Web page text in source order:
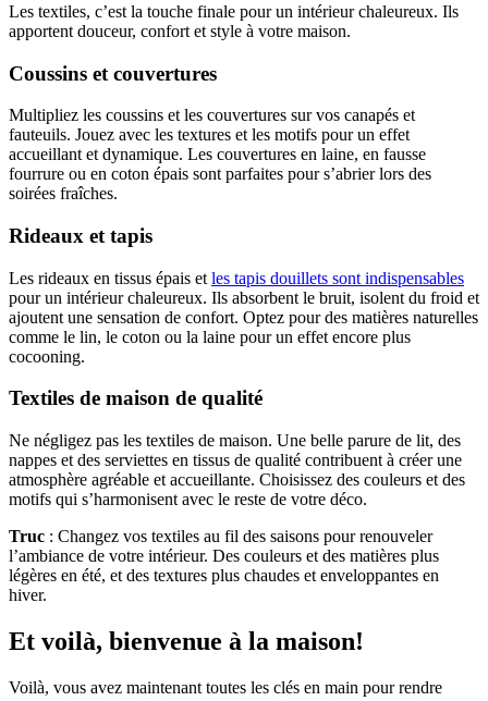
Les textiles, c’est la touche finale pour un intérieur chaleureux. Ils
apportent douceur, confort et style à votre maison.
Coussins et couvertures
Multipliez les coussins et les couvertures sur vos canapés et
fauteuils. Jouez avec les textures et les motifs pour un effet
accueillant et dynamique. Les couvertures en laine, en fausse
fourrure ou en coton épais sont parfaites pour s’abrier lors des
soirées fraîches.
Rideaux et tapis
Les rideaux en tissus épais et les tapis douillets sont indispensables
pour un intérieur chaleureux. Ils absorbent le bruit, isolent du froid et
ajoutent une sensation de confort. Optez pour des matières naturelles
comme le lin, le coton ou la laine pour un effet encore plus
cocooning.
Textiles de maison de qualité
Ne négligez pas les textiles de maison. Une belle parure de lit, des
nappes et des serviettes en tissus de qualité contribuent à créer une
atmosphère agréable et accueillante. Choisissez des couleurs et des
motifs qui s’harmonisent avec le reste de votre déco.
Truc : Changez vos textiles au fil des saisons pour renouveler
l’ambiance de votre intérieur. Des couleurs et des matières plus
légères en été, et des textures plus chaudes et enveloppantes en
hiver.
Et voilà, bienvenue à la maison!
Voilà, vous avez maintenant toutes les clés en main pour rendre